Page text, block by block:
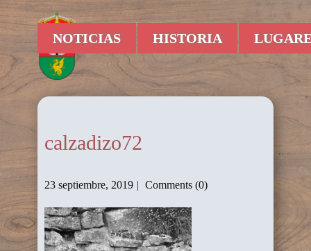
NOTICIAS HISTORIA
calzadizo72
23 septiembre, 2019 Comments (0)